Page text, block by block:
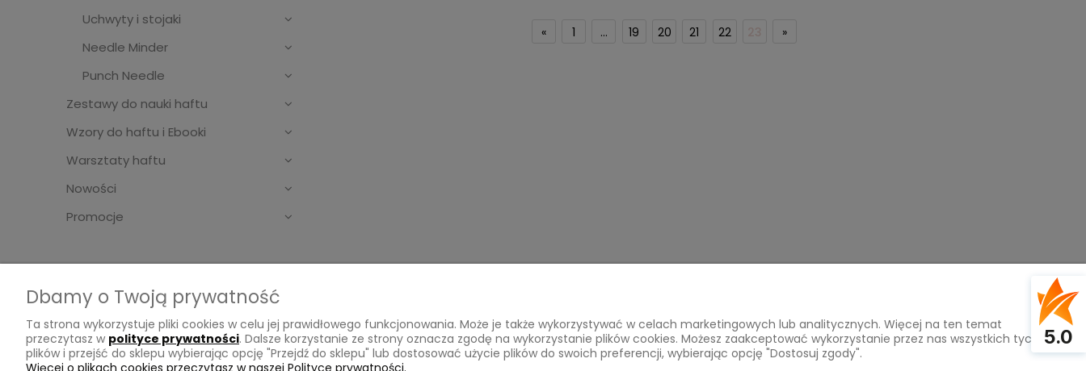
Uchwyty i stojaki
Needle Minder
Punch Needle
Zestawy do nauki haftu
Wzory do haftu i Ebooki
Warsztaty haftu
Nowości
Promocje
« 1 ... 19 20 21 22 »
Ważne sprawy
Regulamin
Informacje o zakupach
Dostawa
Tu mnie znajdziesz
Kontakt
Na skróty
Pasmanteria
5.0
Dbamy o Twoją prywatność
Ta strona wykorzystuje pliki cookies w celu jej prawidłowego funkcjonowania. Może je także wykorzystywać w celach marketingowych lub analitycznych. Więcej na ten temat
przeczytasz w polityce prywatności. Dalsze korzystanie ze strony oznacza zgodę na wykorzystanie plików cookies. Możesz zaakceptować wykorzystanie przez nas wszystkich tych
plików i przejść do sklepu wybierając opcję "Przejdź do sklepu" lub dostosować użycie plików do swoich preferencji, wybierając opcję "Dostosuj zgody".
Więcej o plikach cookies przeczytasz w naszej Polityce prywatności.